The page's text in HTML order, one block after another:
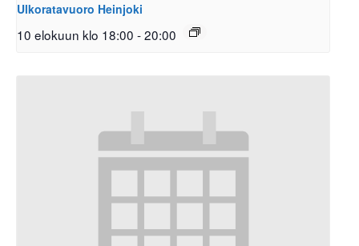
Ulkoratavuoro Heinjoki
10 elokuun klo 18:00 -20:00